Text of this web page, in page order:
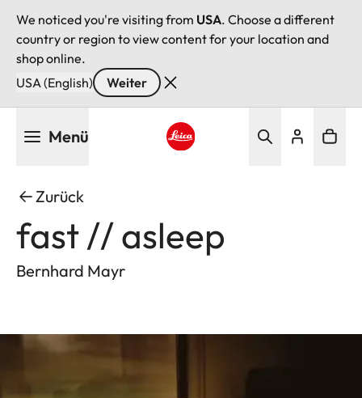
We noticed you're visiting from USA. Choose a different
country or region to view content for your location and
shop online.
USA (English)
Weiter
Menü
Zurück
fast // asleep
Bernhard Mayr